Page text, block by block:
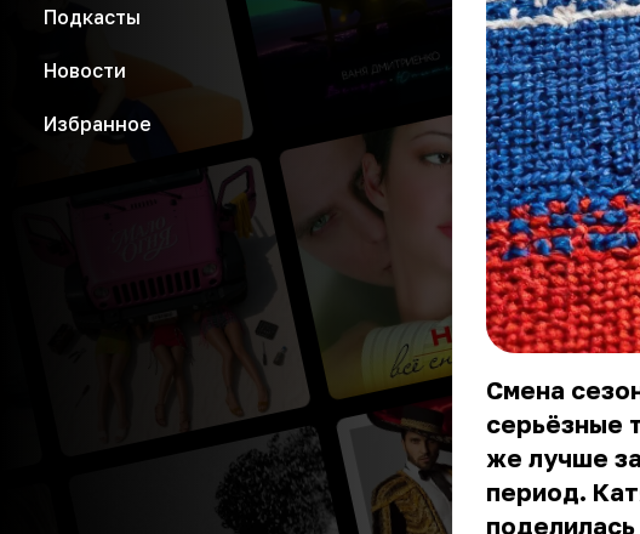
Подкасты
Новости
Избранное
Смена
серьёзные
же лучше
период.